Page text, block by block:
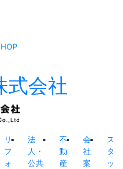
リ
フ
ォ
法
人・
公共
不
動
産
会
社
案
ス
タ
ッ